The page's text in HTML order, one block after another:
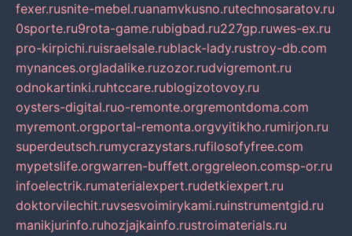
fexer.rusnite-mebel.ruanamvkusno.rutechnosaratov.ru
0sporte.ru9rota-game.rubigbad.ru227gp.ruwes-ex.ru
pro-kirpichi.ruisraelsale.rublack-lady.rustroy-db.com
mynances.orgladalike.ruzozor.rudvigremont.ru
odnokartinki.ruhtccare.rublogizotovoy.ru
oysters-digital.ruo-remonte.orgremontdoma.com
myremont.orgportal-remonta.orgvyitikho.rumirjon.ru
superdeutsch.rumycrazystars.rufilosofyfree.com
mypetslife.orgwarren-buffett.orggreleon.comsp-or.ru
infoelectrik.rumaterialexpert.rudetkiexpert.ru
doktorvilechit.ruvsesvoimirykami.ruinstrumentgid.ru
manikjurinfo.ruhozjajkainfo.rustroimaterials.ru